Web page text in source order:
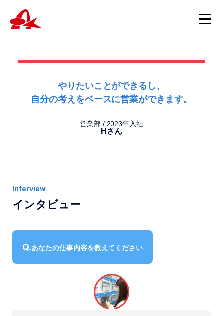
ニュースTOP
新製品
包埋カセット
微生物検査用器材
コップ
採用情報
採用TOP
〒194-0022 東京都町田市森野1-27-14
やりたいことができるし、
自分の考えをベースに営業ができます。
営業部 / 2023年入社
Hさん
インタビュー
あなたの仕事内容を教えてください